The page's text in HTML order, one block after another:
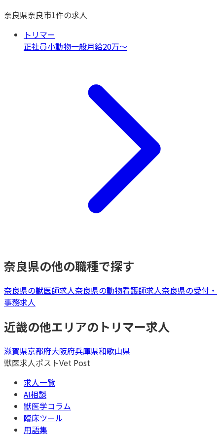
奈良県奈良市1件の求人
トリマー
正社員小動物一般月給20万〜
奈良県の他の職種で探す
奈良県の獣医師求人奈良県の動物看護師求人奈良県の受付・
事務求人
近畿の他エリアの トリマー求人
滋賀県京都府大阪府兵庫県和歌山県
獣医求人ポストVet Post
求人一覧
AI相談
獣医学コラム
臨床ツール
用語集